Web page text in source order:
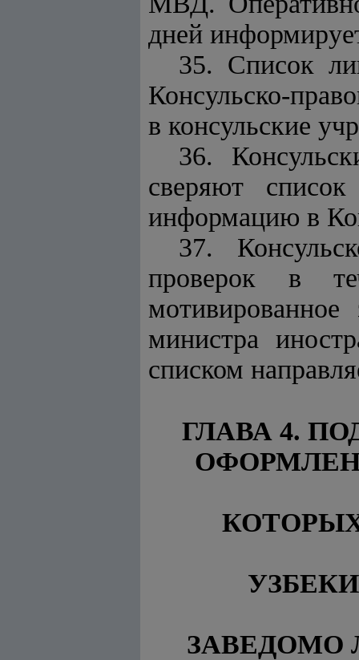
дней
35. Список
Консульско-
в консульские
36.
сверяют
информацию в
37.
проверок в
мотивированное
министра
списком
ГЛАВА 4.